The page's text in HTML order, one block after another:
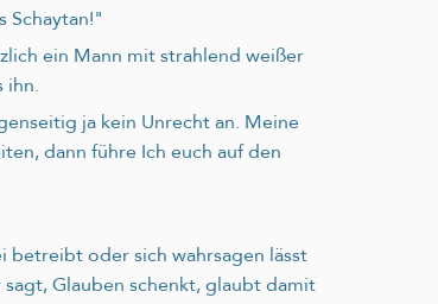
Schaytan!"
ein Mann mit strahlend weißer
ihn.
ja kein Unrecht an. Meine
dann führe Ich euch auf den
betreibt oder sich wahrsagen lässt
Glauben schenkt, glaubt damit